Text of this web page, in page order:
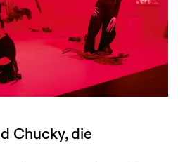
Chucky, die